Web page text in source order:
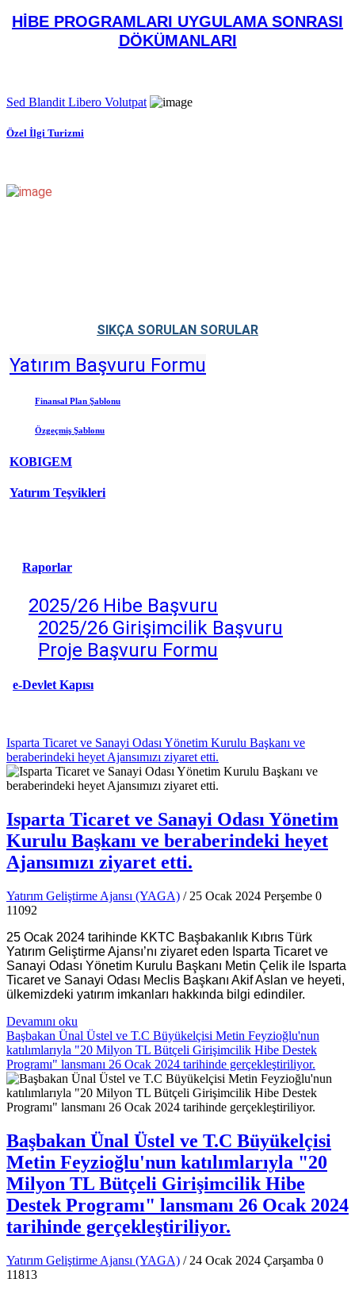
HİBE PROGRAMLARI UYGULAMA SONRASI
DÖKÜMANLARI
Sed Blandit Libero Volutpat
Özel İlgi Turizmi
SIKÇA SORULAN SORULAR
Yatırım Başvuru Formu
Finansal Plan Şablonu
Özgeçmiş Şablonu
KOBIGEM
Yatırım Teşvikleri
Raporlar
2025/26 Hibe Başvuru
2025/26 Girişimcilik Başvuru
Proje Başvuru Formu
e-Devlet Kapısı
Isparta Ticaret ve Sanayi Odası Yönetim Kurulu Başkanı ve
beraberindeki heyet Ajansımızı ziyaret etti.
Isparta Ticaret ve Sanayi Odası Yönetim
Kurulu Başkanı ve beraberindeki heyet
Ajansımızı ziyaret etti.
Yatırım Geliştirme Ajansı (YAGA) / 25 Ocak 2024 Perşembe 0
11092
25 Ocak 2024 tarihinde KKTC Başbakanlık Kıbrıs Türk
Yatırım Geliştirme Ajansı’nı ziyaret eden Isparta Ticaret ve
Sanayi Odası Yönetim Kurulu Başkanı Metin Çelik ile Isparta
Ticaret ve Sanayi Odası Meclis Başkanı Akif Aslan ve heyeti,
ülkemizdeki yatırım imkanları hakkında bilgi edindiler.
Devamını oku
Başbakan Ünal Üstel ve T.C Büyükelçisi Metin Feyzioğlu'nun
katılımlarıyla "20 Milyon TL Bütçeli Girişimcilik Hibe Destek
Programı" lansmanı 26 Ocak 2024 tarihinde gerçekleştiriliyor.
Başbakan Ünal Üstel ve T.C Büyükelçisi
Metin Feyzioğlu'nun katılımlarıyla "20
Milyon TL Bütçeli Girişimcilik Hibe
Destek Programı" lansmanı 26 Ocak 2024
tarihinde gerçekleştiriliyor.
Yatırım Geliştirme Ajansı (YAGA) / 24 Ocak 2024 Çarşamba 0
11813